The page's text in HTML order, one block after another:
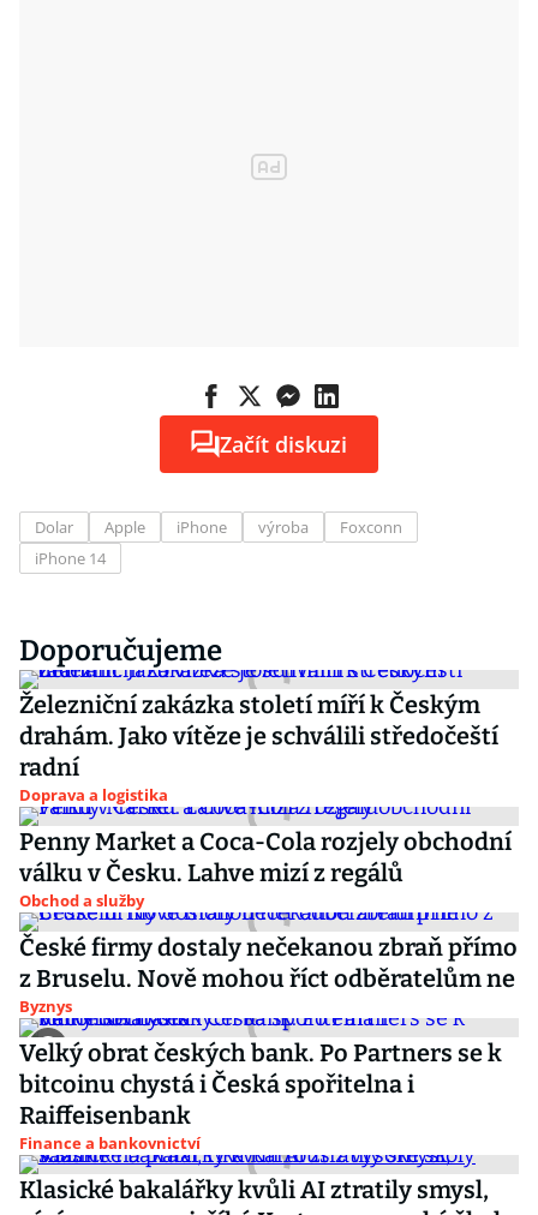
Začít diskuzi
Dolar Apple iPhone výroba
Foxconn
iPhone 14
Doporučujeme
Železniční zakázka století míří k Českým
drahám. Jako vítěze je schválili středočeští
radní
Doprava a logistika
Penny Market a Coca-Cola rozjely obchodní
válku v Česku. Lahve mizí z regálů
Obchod a služby
České firmy dostaly nečekanou zbraň přímo
z Bruselu. Nově mohou říct odběratelům ne
Byznys
Velký obrat českých bank. Po Partners se k
bitcoinu chystá i Česká spořitelna i
Raiffeisenbank
Finance a bankovnictví
Klasické bakalářky kvůli AI ztratily smysl,